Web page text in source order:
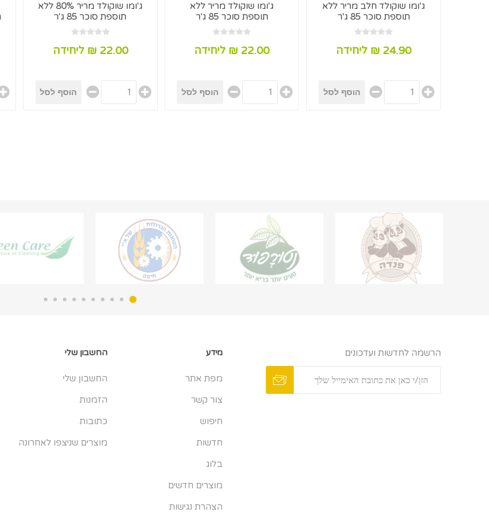
ג'ומו שוקולד חלב מריר ללא
תוספת סוכר 85 ג'ר
24.90 ₪ ליחידה
ג'ומו שוקולד מריר ללא
תוספת סוכר 85 ג'ר
22.00 ₪ ליחידה
ג'ומו שוקולד מריר 80% ללא
תוספת סוכר 85 ג'ר
22.00 ₪ ליחידה
הרשמה לחדשות ועדכונים מידע
מפת אתר
צור קשר
חיפוש
חדשות
בלוג
מוצרים חדשים
הצהרת נגישות
החשבון שלי
החשבון שלי
הזמנות
כתובות
מוצרים שניצפו לאחרונה